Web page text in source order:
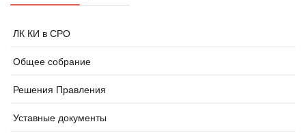
ЛК КИ в СРО
Общее собрание
Решения Правления
Уставные документы